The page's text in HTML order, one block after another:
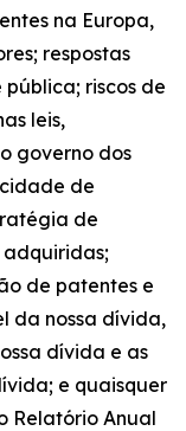
na Europa,
respostas
riscos de
leis,
governo dos
de
de
adquiridas;
de patentes e
da nossa dívida,
dívida e as
e quaisquer
Relatório Anual